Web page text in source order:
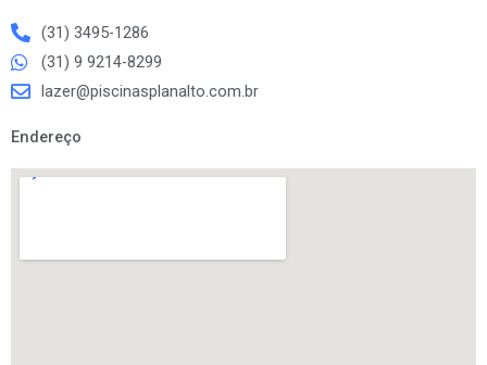
(31) 3495-1286
(31) 9 9214-8299
lazer@piscinasplanalto.com.br
Endereço